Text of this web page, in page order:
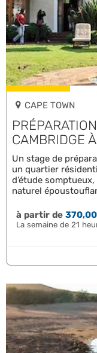
CAPE TOWN
CAMBRIDGE
Un stage de
un quartier
d’étude
naturel
à partir de
La semaine de 21